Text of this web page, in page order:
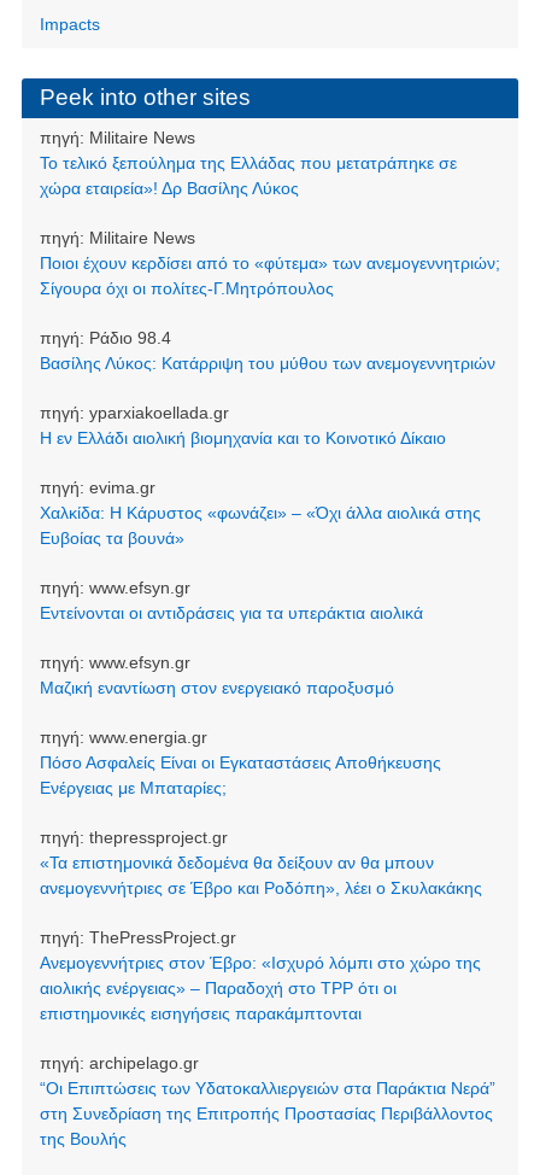
Impacts
Peek into other sites
πηγή: Militaire News
Το τελικό ξεπούλημα της Ελλάδας που μετατράπηκε σε
χώρα εταιρεία»! Δρ Βασίλης Λύκος
πηγή: Militaire News
Ποιοι έχουν κερδίσει από το «φύτεμα» των ανεμογεννητριών;
Σίγουρα όχι οι πολίτες-Γ.Μητρόπουλος
πηγή: Ράδιο 98.4
Βασίλης Λύκος: Κατάρριψη του μύθου των ανεμογεννητριών
πηγή: yparxiakoellada.gr
Η εν Ελλάδι αιολική βιομηχανία και το Κοινοτικό Δίκαιο
πηγή: evima.gr
Χαλκίδα: Η Κάρυστος «φωνάζει» – «Όχι άλλα αιολικά στης
Ευβοίας τα βουνά»
πηγή: www.efsyn.gr
Εντείνονται οι αντιδράσεις για τα υπεράκτια αιολικά
πηγή: www.efsyn.gr
Μαζική εναντίωση στον ενεργειακό παροξυσμό
πηγή: www.energia.gr
Πόσο Ασφαλείς Είναι οι Εγκαταστάσεις Αποθήκευσης
Ενέργειας με Μπαταρίες;
πηγή: thepressproject.gr
«Τα επιστημονικά δεδομένα θα δείξουν αν θα μπουν
ανεμογεννήτριες σε Έβρο και Ροδόπη», λέει ο Σκυλακάκης
πηγή: ThePressProject.gr
Ανεμογεννήτριες στον Έβρο: «Ισχυρό λόμπι στο χώρο της
αιολικής ενέργειας» – Παραδοχή στο TPP ότι οι
επιστημονικές εισηγήσεις παρακάμπτονται
πηγή: archipelago.gr
“Οι Επιπτώσεις των Υδατοκαλλιεργειών στα Παράκτια Νερά”
στη Συνεδρίαση της Επιτροπής Προστασίας Περιβάλλοντος
της Βουλής